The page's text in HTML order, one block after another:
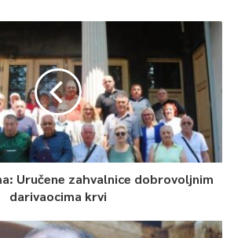
Uručene zahvalnice dobrovoljnim
darivaocima krvi